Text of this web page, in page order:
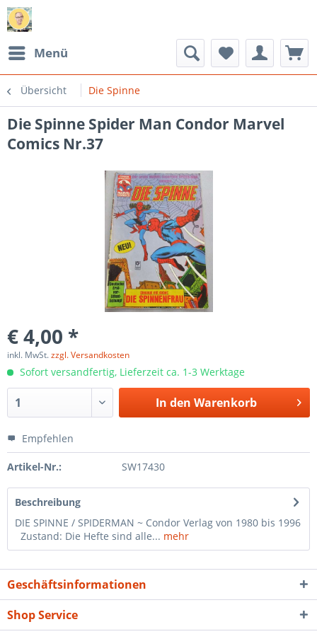
Menü
Übersicht Die Spinne
Die Spinne Spider Man Condor Marvel
Comics Nr.37
€ 4,00 *
inkl. MwSt.zzgl. Versandkosten
Sofort versandfertig, Lieferzeit ca. 1-3 Werktage
In den Warenkorb
Empfehlen
Artikel-Nr.: SW17430
Beschreibung
DIE SPINNE / SPIDERMAN ~ Condor Verlag von 1980 bis 1996
Zustand: Die Hefte sind alle... mehr
Geschäftsinformationen
Shop Service